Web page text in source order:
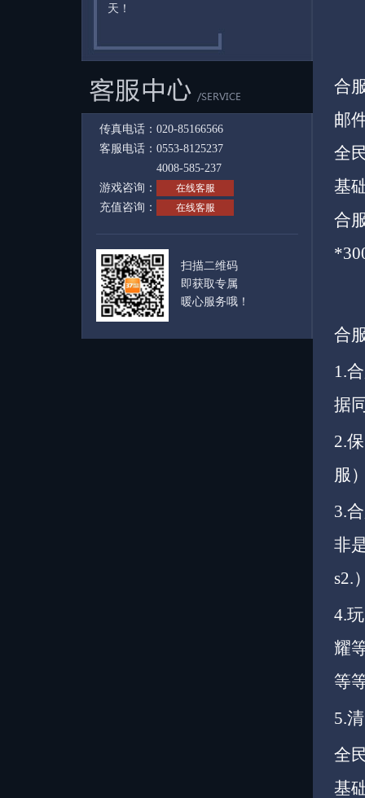
天！
传真电话：020-85166566
客服电话：0553-8125237
4008-585-237
游戏咨询：
在线客服
充值咨询： 在线客服
扫描二维码
即获取专属
暖心服务哦！
合
邮
全
基
合
合
1.
据
2.
服
3.
非
s2.
4.
耀
等
5.
全
基